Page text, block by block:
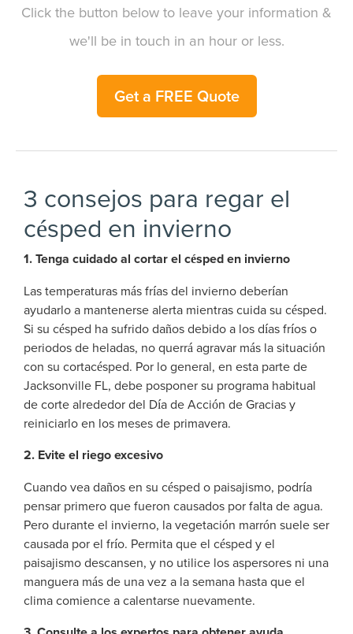
Click the button below to leave your information &
we'll be in touch in an hour or less.
Get a FREE Quote
3 consejos para regar el
césped en invierno
1. Tenga cuidado al cortar el césped en invierno
Las temperaturas más frías del invierno deberían
ayudarlo a mantenerse alerta mientras cuida su césped.
Si su césped ha sufrido daños debido a los días fríos o
periodos de heladas, no querrá agravar más la situación
con su cortacésped. Por lo general, en esta parte de
Jacksonville FL, debe posponer su programa habitual
de corte alrededor del Día de Acción de Gracias y
reiniciarlo en los meses de primavera.
2. Evite el riego excesivo
Cuando vea daños en su césped o paisajismo, podría
pensar primero que fueron causados por falta de agua.
Pero durante el invierno, la vegetación marrón suele ser
causada por el frío. Permita que el césped y el
paisajismo descansen, y no utilice los aspersores ni una
manguera más de una vez a la semana hasta que el
clima comience a calentarse nuevamente.